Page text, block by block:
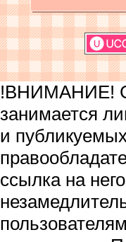
!ВНИМАНИЕ!
занимается
и
ссылка на